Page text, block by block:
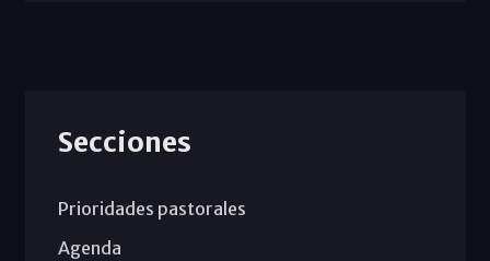
Secciones
Prioridades pastorales
Agenda